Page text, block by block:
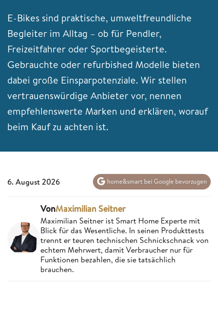
E-Bikes sind praktische, umweltfreundliche
Begleiter im Alltag – ob für Pendler,
Freizeitfahrer oder Sportbegeisterte.
Gebrauchte oder refurbished Modelle bieten
dabei große Einsparpotenziale. Wir stellen
vertrauenswürdige Anbieter vor, nennen
empfehlenswerte Marken und erklären, worauf
beim Kauf zu achten ist.
6. August 2026 home&smart bei Google bevorzugen
VonMaximilian Seitner
Maximilian Seitner ist Smart Home Experte mit
Blick für das Wesentliche. In seinen Produkttests
trennt er teuren technischen Schnickschnack von
echtem Mehrwert, damit Verbraucher nur für
Funktionen bezahlen, die sie tatsächlich
brauchen.